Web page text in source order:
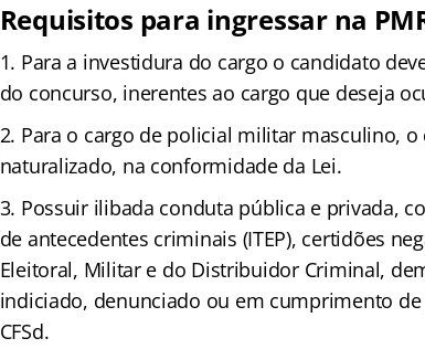
Requisitos para ingressar na
Para a investidura do cargo o candidato
do concurso, inerentes ao cargo que deseja
Para o cargo de policial militar masculino,
naturalizado, na conformidade da Lei.
Possuir ilibada conduta pública e privada,
de antecedentes criminais (ITEP), certidões
Eleitoral, Militar e do Distribuidor Criminal,
indiciado, denunciado ou em cumprimento
CFSd.